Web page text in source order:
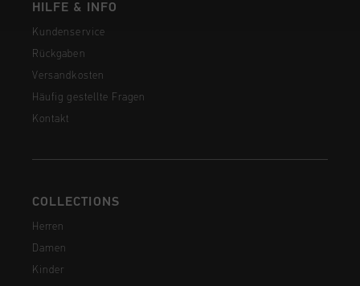
HILFE & INFO
Kundenservice
Rückgaben
Versandkosten
Häufig gestellte Fragen
Kontakt
COLLECTIONS
Herren
Damen
Kinder